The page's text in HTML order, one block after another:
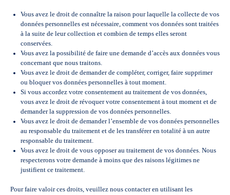
Vous avez le droit de connaître la raison pour laquelle la collecte de vos
données personnelles est nécessaire, comment vos données sont traitées
à la suite de leur collection et combien de temps elles seront
conservées.
Vous avez la possibilité de faire une demande d’accès aux données vous
concernant que nous traitons.
Vous avez le droit de demander de compléter, corriger, faire supprimer
ou bloquer vos données personnelles à tout moment.
Si vous accordez votre consentement au traitement de vos données,
vous avez le droit de révoquer votre consentement à tout moment et de
demander la suppression de vos données personnelles.
Vous avez le droit de demander l’ensemble de vos données personnelles
au responsable du traitement et de les transférer en totalité à un autre
responsable du traitement.
Vous avez le droit de vous opposer au traitement de vos données. Nous
respecterons votre demande à moins que des raisons légitimes ne
justifient ce traitement.
Pour faire valoir ces droits, veuillez nous contacter en utilisant les